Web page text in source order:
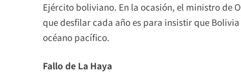
Ejército boliviano. En la ocasión, el ministro de
que desfilar cada año es para insistir que
océano pacífico.
Fallo de La Haya